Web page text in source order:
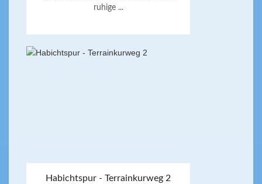
ruhige ...
Habichtspur - Terrainkurweg 2